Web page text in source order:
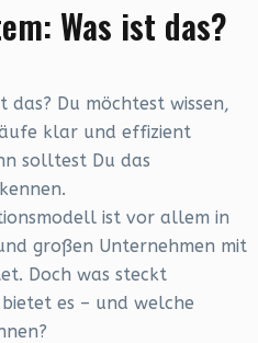
Was ist das?
das? Du möchtest wissen,
klar und effizient
solltest Du das
ist vor allem in
großen Unternehmen mit
Doch was steckt
es – und welche